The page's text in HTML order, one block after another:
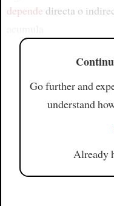
depende directa o
Go further and
understand
Already